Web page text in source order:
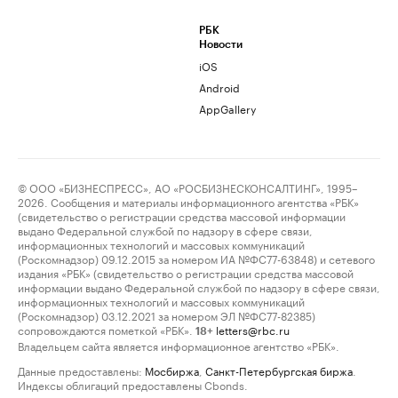
РБК
Новости
iOS
Android
AppGallery
© ООО «БИЗНЕСПРЕСС», АО «РОСБИЗНЕСКОНСАЛТИНГ», 1995–
2026. Сообщения и материалы информационного агентства «РБК»
(свидетельство о регистрации средства массовой информации
выдано Федеральной службой по надзору в сфере связи,
информационных технологий и массовых коммуникаций
(Роскомнадзор) 09.12.2015 за номером ИА №ФС77-63848) и сетевого
издания «РБК» (свидетельство о регистрации средства массовой
информации выдано Федеральной службой по надзору в сфере связи,
информационных технологий и массовых коммуникаций
(Роскомнадзор) 03.12.2021 за номером ЭЛ №ФС77-82385)
сопровождаются пометкой «РБК».
18+ letters@rbc.ru
Владельцем сайта является информационное агентство «РБК».
Данные предоставлены: Мосбиржа Санкт-Петербургская биржа
Индексы облигаций предоставлены Cbonds.